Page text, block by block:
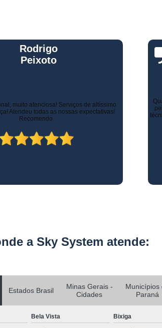
Jorge Eduardo
Rizzotti
muito bem atendido na hora da venda e
demoraram para marcar a instalação e o
cuidado com meu carro. Estou trocando de
vou instalar no outro! Recomendo!
a Sky System atende:
Estados Brasil
Minas Gerais -
Cidades
Municípios
Paraná
Bela Vista Bixiga